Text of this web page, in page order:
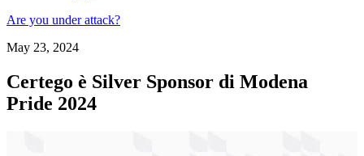
Are you under attack?
May 23, 2024
Certego è Silver Sponsor di Modena
Pride 2024